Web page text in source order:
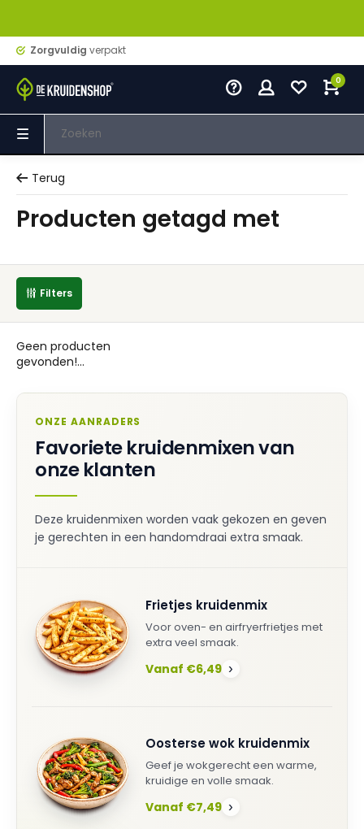
Zorgvuldig verpakt
0
Terug
Producten getagd met
Filters
Geen producten
gevonden!...
ONZE AANRADERS
Favoriete kruidenmixen van
onze klanten
Deze kruidenmixen worden vaak gekozen en geven
je gerechten in een handomdraai extra smaak.
Frietjes kruidenmix
Voor oven- en airfryerfrietjes met
extra veel smaak.
Vanaf €6,49 ›
Oosterse wok kruidenmix
Geef je wokgerecht een warme,
kruidige en volle smaak.
Vanaf €7,49 ›